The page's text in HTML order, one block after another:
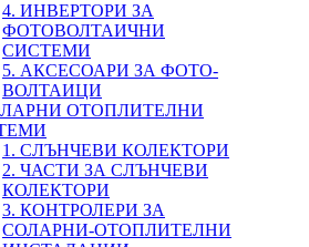
4. ИНВЕРТОРИ ЗА
ФОТОВОЛТАИЧНИ
СИСТЕМИ
5. АКСЕСОАРИ ЗА ФОТО-
ВОЛТАИЦИ
ОТОПЛИТЕЛНИ
1. СЛЪНЧЕВИ КОЛЕКТОРИ
2. ЧАСТИ ЗА СЛЪНЧЕВИ
КОЛЕКТОРИ
3. КОНТРОЛЕРИ ЗА
СОЛАРНИ-ОТОПЛИТЕЛНИ